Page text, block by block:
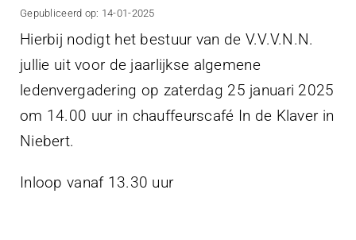
Contact
Gepubliceerd op: 14-01-2025
Hierbij nodigt het bestuur van de V.V.V.N.N.
jullie uit voor de jaarlijkse algemene
ledenvergadering op zaterdag 25 januari 2025
om 14.00 uur in chauffeurscafé In de Klaver in
Niebert.
Inloop vanaf 13.30 uur